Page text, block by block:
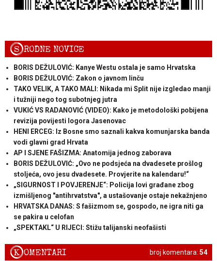
SRODNE NOVICE
BORIS DEŽULOVIĆ: Kanye Westu ostala je samo Hrvatska
BORIS DEŽULOVIĆ: Zakon o javnom linču
TAKO VELIK, A TAKO MALI: Nikada mi Split nije izgledao manji
i tužniji nego tog subotnjeg jutra
VUKIĆ VS RADANOVIĆ (VIDEO): Kako je metodološki pobijena
revizija povijesti logora Jasenovac
HENI ERCEG: Iz Bosne smo saznali kakva komunjarska banda
vodi glavni grad Hrvata
AP I SJENE FAŠIZMA: Anatomija jednog zaborava
BORIS DEŽULOVIĆ: „Ovo ne podsjeća na dvadesete prošlog
stoljeća, ovo jesu dvadesete. Provjerite na kalendaru!“
„SIGURNOST I POVJERENJE“: Policija lovi građane zbog
izmišljenog "antihrvatstva", a ustašovanje ostaje nekažnjeno
HRVATSKA DANAS: S fašizmom se, gospodo, ne igra niti ga
se pakira u celofan
„SPEKTAKL“ U RIJECI: Stižu talijanski neofašisti
broj komentara: 54
KOMENTARI